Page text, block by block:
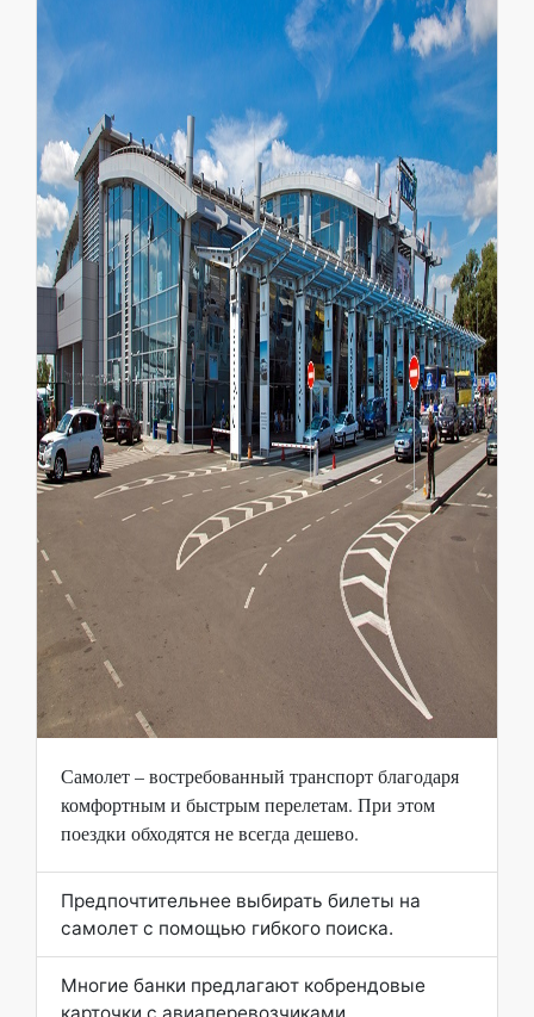
Самолет – востребованный транспорт благодаря
комфортным и быстрым перелетам. При этом
поездки обходятся не всегда дешево.
Предпочтительнее выбирать билеты на
самолет с помощью гибкого поиска.
Многие банки предлагают кобрендовые